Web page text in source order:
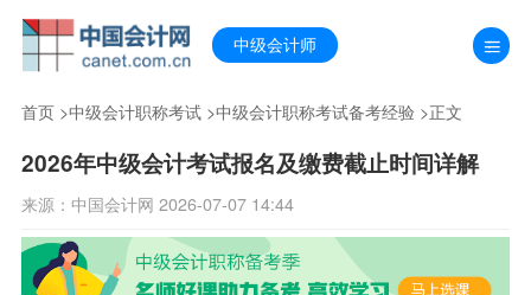
中级会计师
首页>中级会计职称考试>中级会计职称考试备考经验>正文
2026年中级会计考试报名及缴费截止时间详解
来源：中国会计网 2026-07-07 14:44